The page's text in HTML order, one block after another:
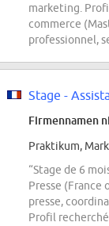
marketing.
commerce
professionnel,
Firmennamen
Praktikum,
“Stage de 6
Presse (France
presse,
Profil